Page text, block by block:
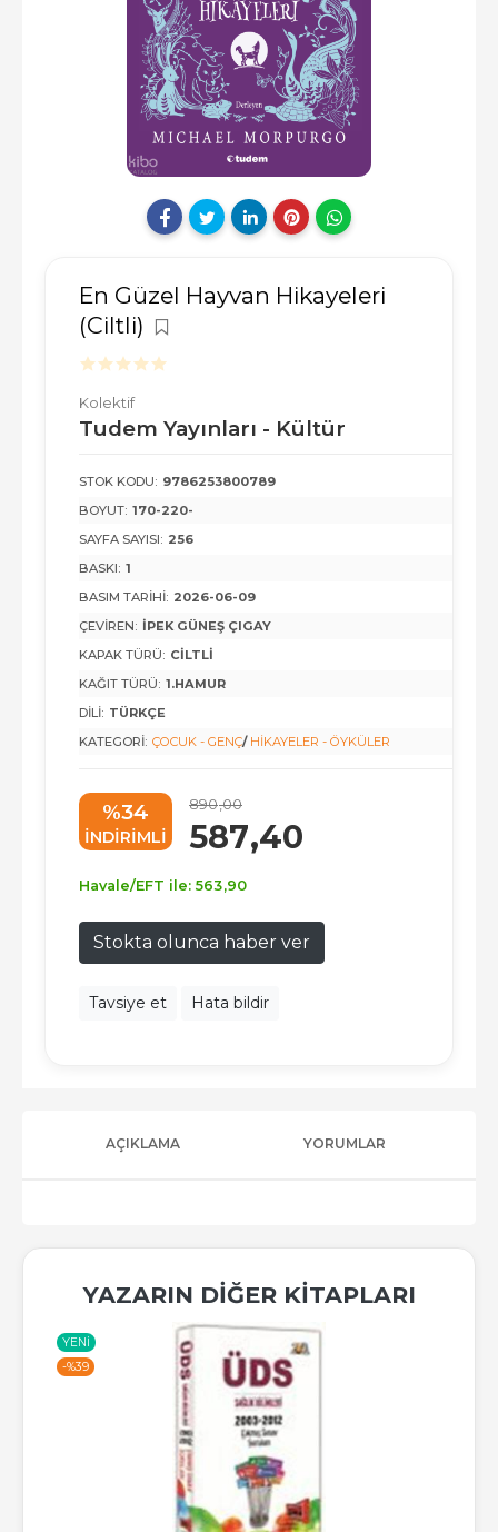
En Güzel Hayvan Hikayeleri
(Ciltli)
Kolektif
Tudem Yayınları - Kültür
STOK KODU: 9786253800789
BOYUT: 170-220-
SAYFA SAYISI: 256
BASKI: 1
BASIM TARIHI: 2026-06-09
ÇEVIREN: İPEK GÜNEŞ ÇIGAY
KAPAK TÜRÜ: CILTLI
KAĞIT TÜRÜ: 1.HAMUR
DILI: TÜRKÇE
KATEGORI: ÇOCUK - GENÇ/ HIKAYELER - ÖYKÜLER
%34
INDIRIMLI
890,00
587,40
Havale/EFT ile: 563,90
Stokta olunca haber ver
Tavsiye et Hata bildir
AÇIKLAMA YORUMLAR
YAZARIN DIĞER KITAPLARI
YENI
-%39